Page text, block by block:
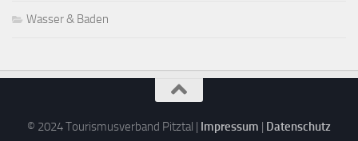
Wasser & Baden
© 2024 Tourismusverband Pitztal | Impressum | Datenschutz